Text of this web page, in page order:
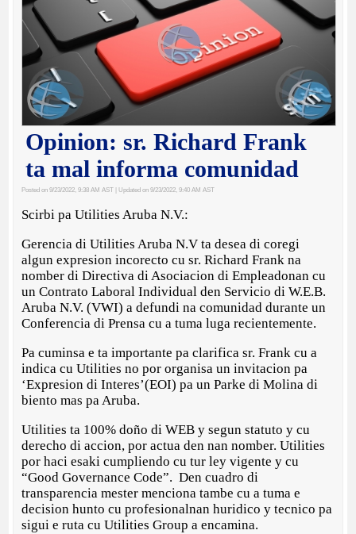
Opinion: sr. Richard Frank
ta mal informa comunidad
Posted on 9/23/2022, 9:38 AM AST | Updated on 9/23/2022, 9:40 AM AST
Scirbi pa Utilities Aruba N.V.:
Gerencia di Utilities Aruba N.V ta desea di coregi
algun expresion incorecto cu sr. Richard Frank na
nomber di Directiva di Asociacion di Empleadonan cu
un Contrato Laboral Individual den Servicio di W.E.B.
Aruba N.V. (VWI) a defundi na comunidad durante un
Conferencia di Prensa cu a tuma luga recientemente.
Pa cuminsa e ta importante pa clarifica sr. Frank cu a
indica cu Utilities no por organisa un invitacion pa
‘Expresion di Interes’(EOI) pa un Parke di Molina di
biento mas pa Aruba.
Utilities ta 100% doño di WEB y segun statuto y cu
derecho di accion, por actua den nan nomber. Utilities
por haci esaki cumpliendo cu tur ley vigente y cu
“Good Governance Code”. Den cuadro di
transparencia mester menciona tambe cu a tuma e
decision hunto cu profesionalnan huridico y tecnico pa
sigui e ruta cu Utilities Group a encamina.